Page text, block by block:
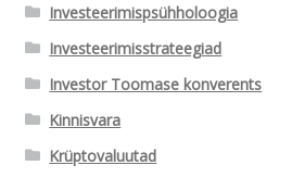
Investeerimispsühholoogia
Investeerimisstrateegiad
Investor Toomase konverents
Kinnisvara
Krüptovaluutad